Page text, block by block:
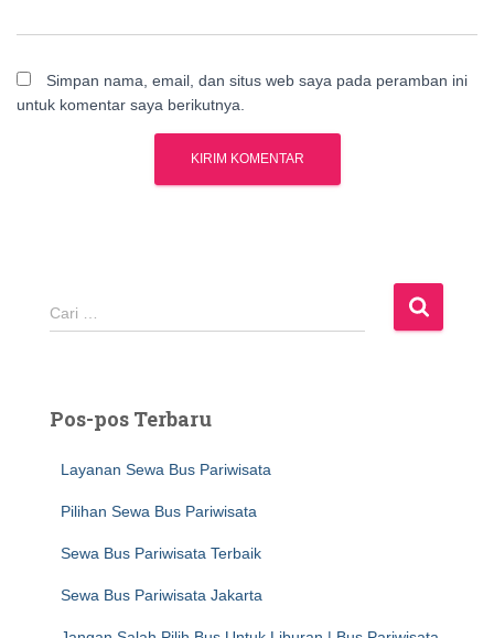
Simpan nama, email, dan situs web saya pada peramban ini
untuk komentar saya berikutnya.
C
a
n
Cari …
Pos-pos Terbaru
Layanan Sewa Bus Pariwisata
Pilihan Sewa Bus Pariwisata
Sewa Bus Pariwisata Terbaik
Sewa Bus Pariwisata Jakarta